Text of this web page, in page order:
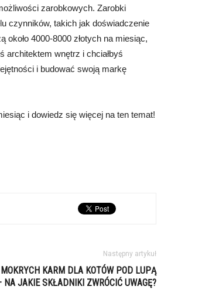
zarobkowych. Zarobki
czynników, takich jak doświadczenie
4000-8000 złotych na miesiąc,
architektem wnętrz i chciałbyś
i budować swoją markę
i dowiedz się więcej na ten temat!
Następny artykuł
KARM DLA KOTÓW POD LUPĄ
NA JAKIE SKŁADNIKI ZWRÓCIĆ UWAGĘ?